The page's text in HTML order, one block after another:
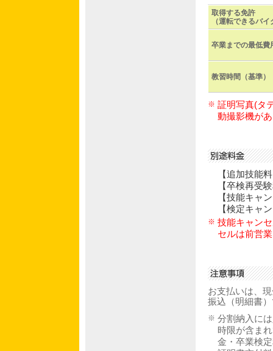
取得する免許
（運転できるバ
卒業までの最低費
教習時間（基準）
※ 証明写真(タ
動撮影機が
【追加技能
【卒検再受
【技能キャ
【検定キャ
※ 技能キャン
セルは前営
お支払いは、
振込（明細書
※ 分割納入に
時限が含ま
金・卒業検